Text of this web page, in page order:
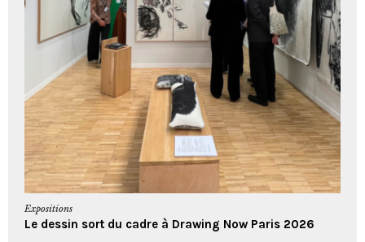
Expositions
Le dessin sort du cadre à Drawing Now Paris 2026